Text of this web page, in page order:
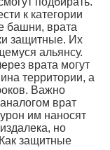
к категории
башни, врата
защитные. Их
альянсу.
врата могут
территории, а
Важно
врат
им наносят
но
защитные